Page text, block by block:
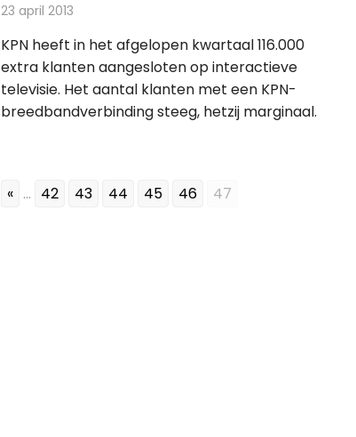
23 april 2013
KPN heeft in het afgelopen kwartaal 116.000
extra klanten aangesloten op interactieve
televisie. Het aantal klanten met een KPN-
breedbandverbinding steeg, hetzij marginaal.
« ... 42 43 44 45 46 47